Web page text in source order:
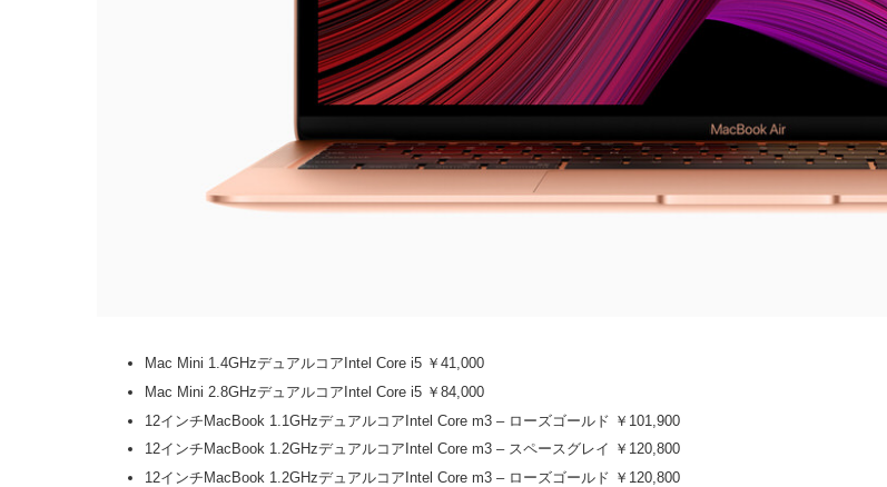
Mac Mini 1.4GHzデュアルコアIntel Core i5 ￥41,000
Mac Mini 2.8GHzデュアルコアIntel Core i5 ￥84,000
12インチMacBook 1.1GHzデュアルコアIntel Core m3 – ローズゴールド ￥101,900
12インチMacBook 1.2GHzデュアルコアIntel Core m3 – スペースグレイ ￥120,800
12インチMacBook 1.2GHzデュアルコアIntel Core m3 – ローズゴールド ￥120,800